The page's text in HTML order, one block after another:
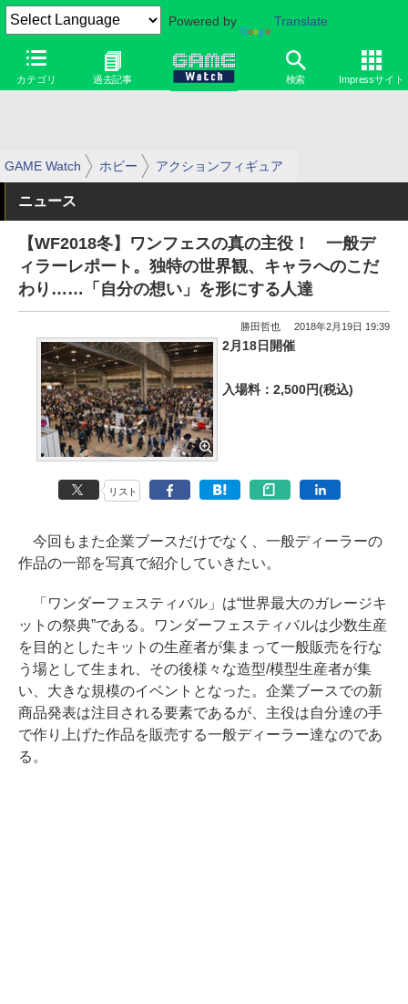
Powered by Translate
カテゴリ 過去記事 検索 Impressサイト
GAME Watch ホビー アクションフィギュア
ニュース
【WF2018冬】ワンフェスの真の主役！ 一般デ
ィラーレポート。独特の世界観、キャラへのこだ
わり……「自分の想い」を形にする人達
勝田哲也 2018年2月19日 19:39
2月18日開催
入場料：2,500円(税込)
リスト
今回もまた企業ブースだけでなく、一般ディーラーの
作品の一部を写真で紹介していきたい。
「ワンダーフェスティバル」は“世界最大のガレージキ
ットの祭典”である。ワンダーフェスティバルは少数生産
を目的としたキットの生産者が集まって一般販売を行な
う場として生まれ、その後様々な造型/模型生産者が集
い、大きな規模のイベントとなった。企業ブースでの新
商品発表は注目される要素であるが、主役は自分達の手
で作り上げた作品を販売する一般ディーラー達なのであ
る。